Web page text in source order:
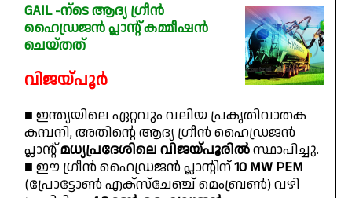
GAIL -ന്ടെ ആദ്യ ഗ്രീൻ
ഹൈഡ്രജൻ പ്ലാന്റ് കമ്മീഷൻ
ചെയ്തത്
വിജയ്പൂർ
■ ഇന്ത്യയിലെ ഏറ്റവും വലിയ പ്രകൃതിവാതക
കമ്പനി, അതിൻ്റെ ആദ്യ ഗ്രീൻ ഹൈഡ്രജൻ
പ്ലാൻ്റ്മധ്യപ്രദേശിലെ വിജയ്പൂരിൽസ്ഥാപിച്ചു.
■ ഈ ഗ്രീൻ ഹൈഡ്രജൻ പ്ലാൻ്റിന്10 MW PEM
(പ്രോട്ടോൺ എക്സ്ചേഞ്ച് മെംബ്രൺ) വഴി